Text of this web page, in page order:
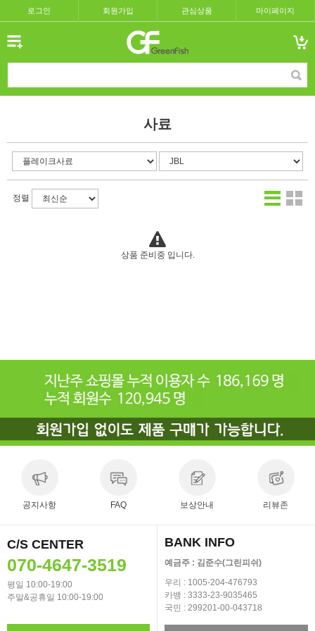
로그인 회원가입 관심상품 마이페이지
사료
정렬
상품 준비중 입니다.
공지사항 FAQ 보상안내 리뷰존
C/S CENTER
070-4647-3519
평일 10:00-19:00
주말&공휴일 10:00-19:00
BANK INFO
예금주 : 김준수(그린피쉬)
우리 : 1005-204-476793
카뱅 : 3333-23-9035465
국민 : 299201-00-043718